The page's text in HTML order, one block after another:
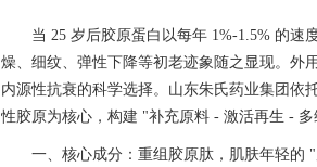
当 25 岁后胶原蛋白以每年 1%-1.5% 的
燥、细纹、弹性下降等初老迹象随之显现。外
内源性抗衰的科学选择。山东朱氏药业集团依
性胶原为核心，构建 "补充原料 - 激活再生 -
一、核心成分：重组胶原肽，肌肤年轻的